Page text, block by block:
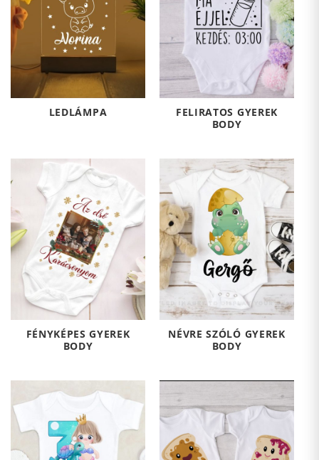
LEDLÁMPA
FELIRATOS GYEREK
BODY
FÉNYKÉPES GYEREK
BODY
NÉVRE SZÓLÓ GYEREK
BODY